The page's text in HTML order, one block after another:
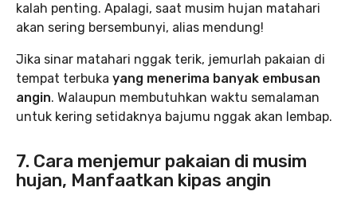
kalah penting. Apalagi, saat musim hujan matahari
akan sering bersembunyi, alias mendung!
Jika sinar matahari nggak terik, jemurlah pakaian di
tempat terbuka yang menerima banyak embusan
angin. Walaupun membutuhkan waktu semalaman
untuk kering setidaknya bajumu nggak akan lembap.
7. Cara menjemur pakaian di musim
hujan, Manfaatkan kipas angin